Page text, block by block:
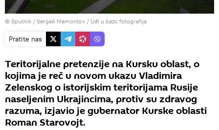
© Sputnik / Sergeй Mamontov / Uđi u bazu fotografija
Pratite nas
Teritorijalne pretenzije na Kursku oblast, o
kojima je reč u novom ukazu Vladimira
Zelenskog o istorijskim teritorijama Rusije
naseljenim Ukrajincima, protiv su zdravog
razuma, izjavio je gubernator Kurske oblasti
Roman Starovojt.